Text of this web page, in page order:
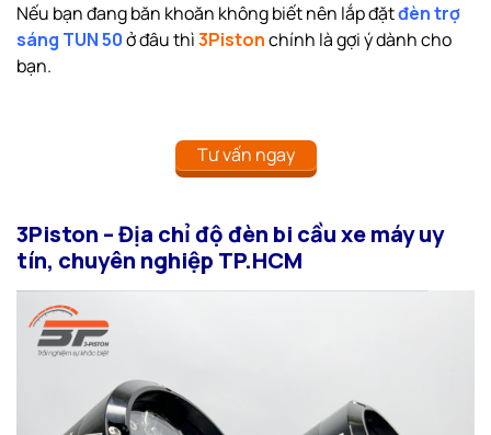
Nếu bạn đang băn khoăn không biết nên lắp đặtđèn trợ
sáng TUN 50ở đâu thì3Pistonchính là gợi ý dành cho
bạn.
Tư vấn ngay
3Piston – Địa chỉ độ đèn bi cầu xe máy uy
tín, chuyên nghiệp TP.HCM